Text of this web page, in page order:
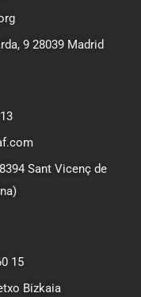
9 28039 Madrid
Sant Vicenç de
15
Bizkaia